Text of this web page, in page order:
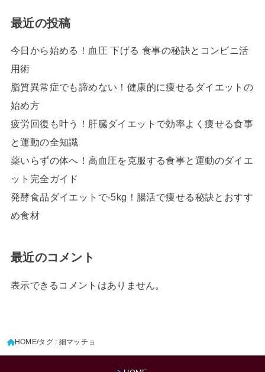
最近の投稿
今日から始める！血圧 下げる 食事の秘訣とコンビニ活
用術
脂質異常症でも諦めない！健康的に痩せるダイエットの
始め方
疲労回復も叶う！肝臓ダイエットで効率よく痩せる食事
と運動の全知識
薬いらずの体へ！高血圧を克服する食事と運動のダイエ
ット完全ガイド
発酵食品ダイエットで-5kg！腸活で痩せる秘訣とおすす
め食材
最近のコメント
表示できるコメントはありません。
HOME タグ : 細マッチョ